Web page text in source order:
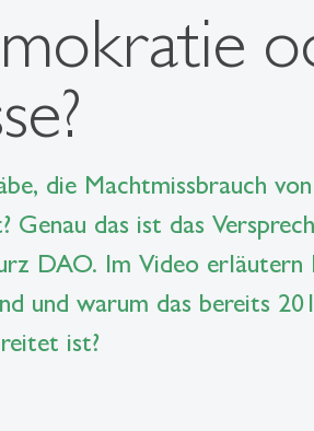
die Machtmissbrauch
das ist das
DAO. Im Video erläutern
und warum das bereits
ist?